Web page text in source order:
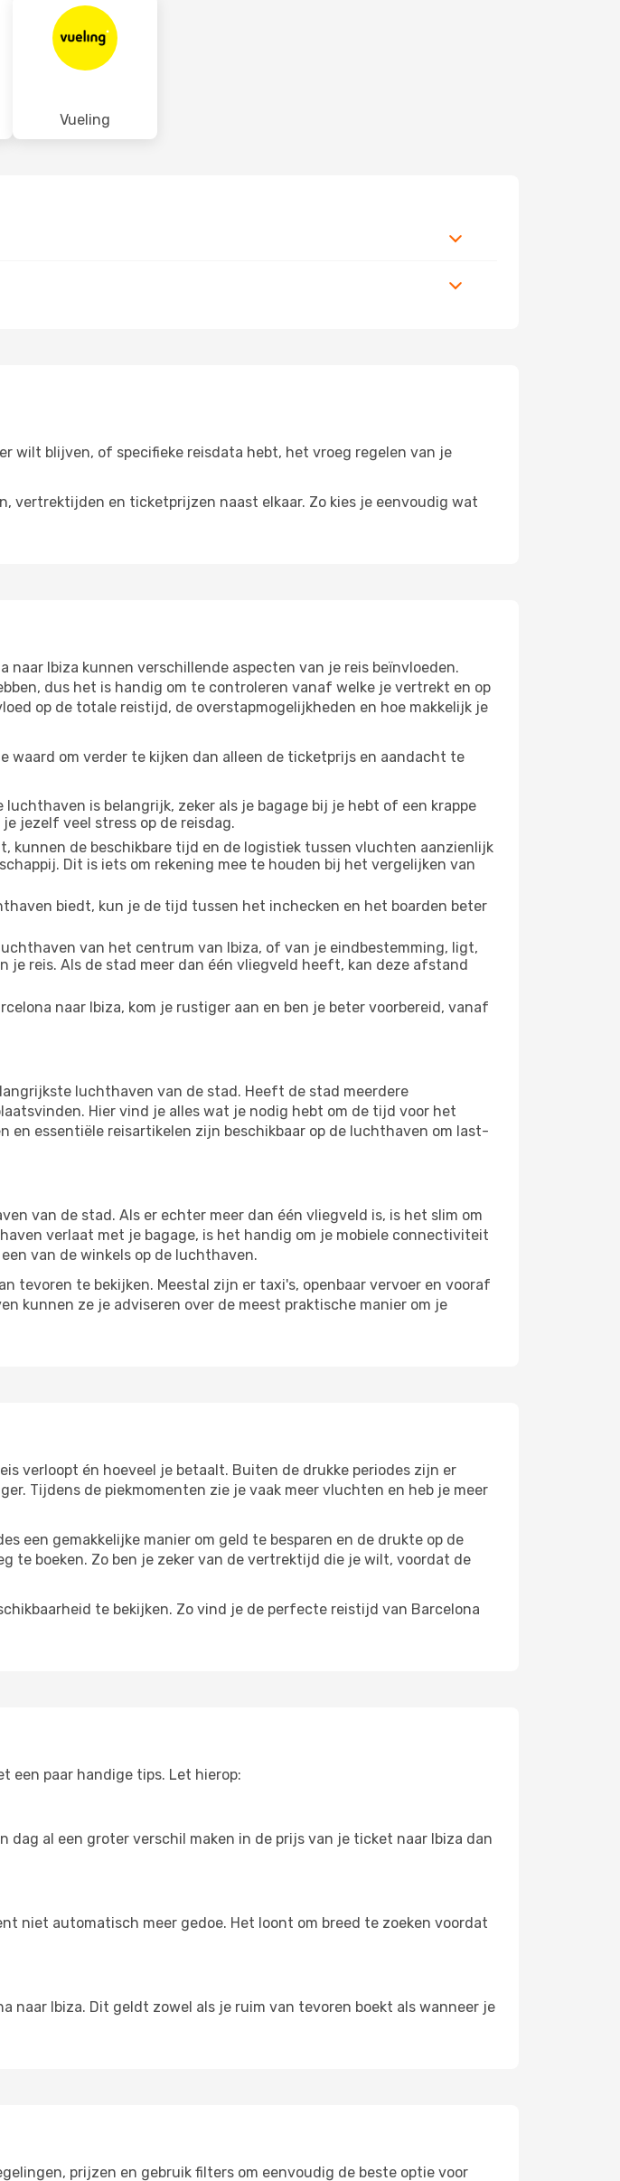
Vueling
wilt blijven, of specifieke reisdata hebt, het vroeg regelen van je
vertrektijden en ticketprijzen naast elkaar. Zo kies je eenvoudig wat
Ibiza kunnen verschillende aspecten van je reis beïnvloeden.
dus het is handig om te controleren vanaf welke je vertrekt en op
op de totale reistijd, de overstapmogelijkheden en hoe makkelijk je
waard om verder te kijken dan alleen de ticketprijs en aandacht te
luchthaven is belangrijk, zeker als je bagage bij je hebt of een krappe
jezelf veel stress op de reisdag.
kunnen de beschikbare tijd en de logistiek tussen vluchten aanzienlijk
Dit is iets om rekening mee te houden bij het vergelijken van
biedt, kun je de tijd tussen het inchecken en het boarden beter
van het centrum van Ibiza, of van je eindbestemming, ligt,
reis. Als de stad meer dan één vliegveld heeft, kan deze afstand
naar Ibiza, kom je rustiger aan en ben je beter voorbereid, vanaf
luchthaven van de stad. Heeft de stad meerdere
Hier vind je alles wat je nodig hebt om de tijd voor het
essentiële reisartikelen zijn beschikbaar op de luchthaven om last-
van de stad. Als er echter meer dan één vliegveld is, is het slim om
verlaat met je bagage, is het handig om je mobiele connectiviteit
van de winkels op de luchthaven.
tevoren te bekijken. Meestal zijn er taxi's, openbaar vervoer en vooraf
kunnen ze je adviseren over de meest praktische manier om je
verloopt én hoeveel je betaalt. Buiten de drukke periodes zijn er
Tijdens de piekmomenten zie je vaak meer vluchten en heb je meer
een gemakkelijke manier om geld te besparen en de drukte op de
te boeken. Zo ben je zeker van de vertrektijd die je wilt, voordat de
te bekijken. Zo vind je de perfecte reistijd van Barcelona
een paar handige tips. Let hierop:
al een groter verschil maken in de prijs van je ticket naar Ibiza dan
niet automatisch meer gedoe. Het loont om breed te zoeken voordat
naar Ibiza. Dit geldt zowel als je ruim van tevoren boekt als wanneer je
prijzen en gebruik filters om eenvoudig de beste optie voor